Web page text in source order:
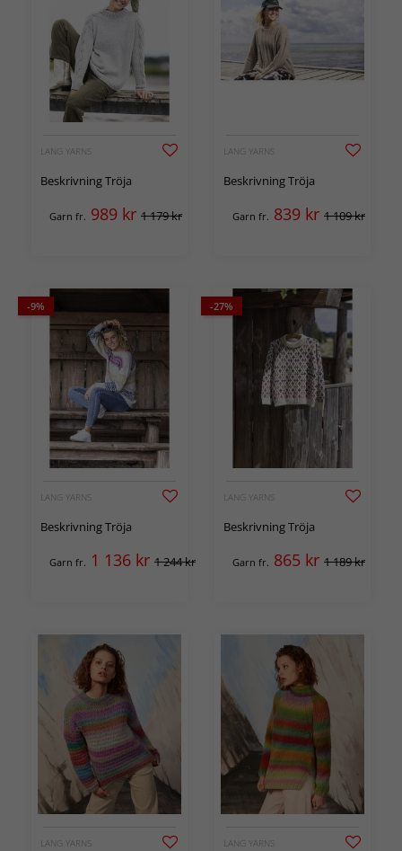
LANG YARNS
Beskrivning Tröja
Garn fr. 989 kr 1 179 kr
LANG YARNS
Beskrivning Tröja
Garn fr. 839 kr 1 109 kr
-9%
LANG YARNS
Beskrivning Tröja
Garn fr. 1 136 kr 1 244 kr
-27%
LANG YARNS
Beskrivning Tröja
Garn fr. 865 kr 1 189 kr
LANG YARNS LANG YARNS